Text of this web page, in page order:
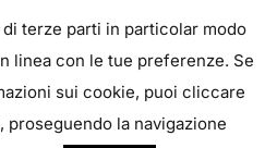
BENESSERE
non abbiamo mai una
fino a quando la
Josh Billings
terze parti in particolar modo
linea con le tue preferenze. Se
sui cookie, puoi cliccare
proseguendo la navigazione